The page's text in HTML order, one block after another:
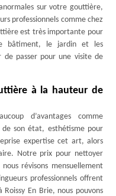
sur votre gouttière,
professionnels comme chez
est très importante pour
bâtiment, le jardin et les
de passer pour une visite de
à la hauteur de
d’avantages comme
son état, esthétisme pour
expertise cet art, alors
Notre prix pour nettoyer
révisons mensuellement
professionnels offrent
En Brie, nous pouvons